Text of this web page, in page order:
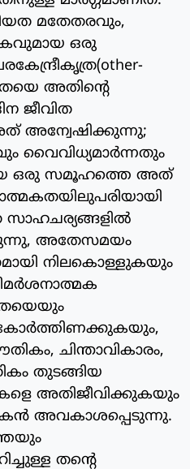
മതേതരവും,
ഒരു
അതിന്റെ
ജീവിത
അന്വേഷിക്കുന്നു;
വൈവിധ്യമാര്‍ന്നതും
ഒരു സമൂഹത്തെ അത്
അതേസമയം
നിലകൊള്ളുകയും
കോര്‍ത്തിണക്കുകയും,
ചിന്താവികാരം,
തുടങ്ങിയ
അതിജീവിക്കുകയും
അവകാശപ്പെടുന്നു.
തന്റെ